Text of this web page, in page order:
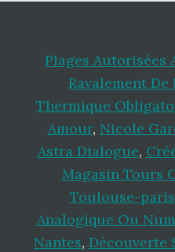
Plages Autorisées
Ravalement
Thermique
Amour, Nicole
Astra Dialogue,
Magasin Tours
Toulouse-
Analogique Ou
Nantes, Découverte